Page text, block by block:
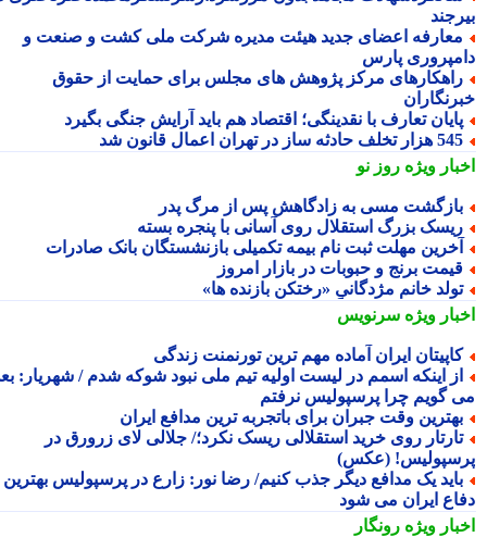
اعضای جدید هیئت مدیره شرکت ملی کشت و صنعت و
پارس
مرکز پژوهش های مجلس برای حمایت از حقوق
تعارف با نقدینگی؛ اقتصاد هم باید آرایش جنگی بگیرد
حادثه ساز در تهران اعمال قانون شد
ویژهروز نو
مسی به زادگاهش پس از مرگ پدر
بزرگ استقلال روی آسانی با پنجره بسته
مهلت ثبت نام بیمه تکمیلی بازنشستگان بانک صادرات
برنج و حبوبات در بازار امروز
خانم مژدگانیِِ «رختکن بازنده ها»
ویژهسرنویس
ایران آماده مهم ترین تورنمنت زندگی
اینکه اسمم در لیست اولیه تیم ملی نبود شوکه شدم / شهریار: بعدا
گویم چرا پرسپولیس نرفتم
وقت جبران برای باتجربه ترین مدافع ایران
روی خرید استقلالی ریسک نکرد؛/ جلالی لای زرورق در
(عکس)
یک مدافع دیگر جذب کنیم/ رضا نور: زارع در پرسپولیس بهترین
ایران می شود
ویژهرونگار